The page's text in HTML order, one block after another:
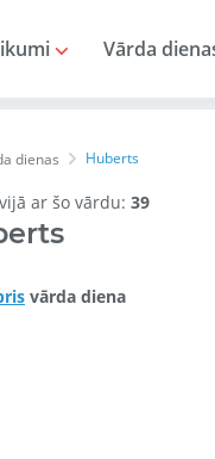
Vārda
dienas Huberts
ar šo vārdu: 39
vārda diena